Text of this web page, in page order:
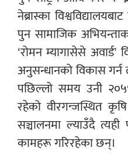
नेब्रास्का
पुन सामाजिक
‘रोमन म्यागासेसे अवार्ड’
अनुसन्धानको विकास
पछिल्लो समय उनी
रहेको वीरगन्जस्थित
सञ्चालनमा ल्याउँदै
कामहरू गरिरहेका छन्।